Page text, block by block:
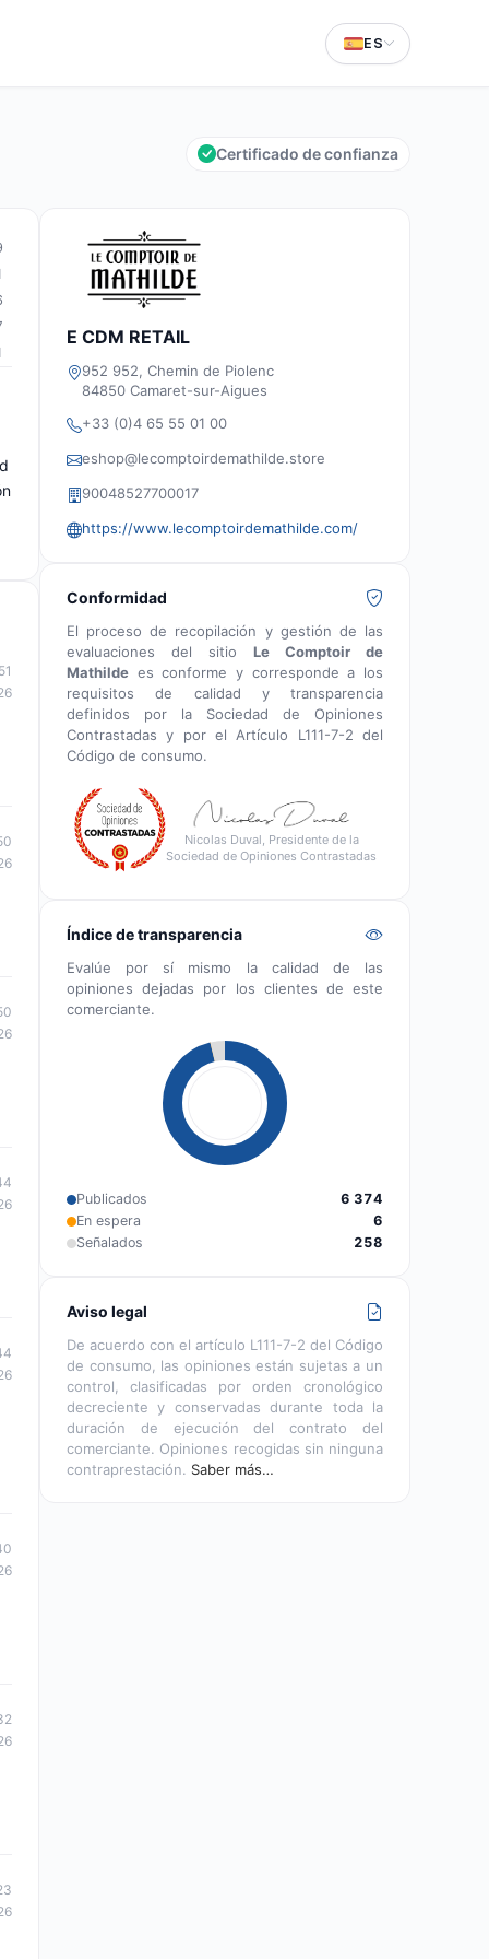
ES
Certificado de confianza
E CDM RETAIL
952 952, Chemin de Piolenc
84850 Camaret-sur-Aigues
+33 (0)4 65 55 01 00
eshop@lecomptoirdemathilde.store
90048527700017
https://www.lecomptoirdemathilde.com/
Conformidad
El proceso de recopilación y gestión de las
evaluaciones del sitio Le Comptoir de
Mathilde es conforme y corresponde a los
requisitos de calidad y transparencia
definidos por la Sociedad de Opiniones
Contrastadas y por el Artículo L111-7-2 del
Código de consumo.
Nicolas Duval, Presidente de la
Sociedad de Opiniones Contrastadas
Índice de transparencia
Evalúe por sí mismo la calidad de las
opiniones dejadas por los clientes de este
comerciante.
Publicados
6 374
En espera
6
Señalados
258
Aviso legal
De acuerdo con el artículo L111-7-2 del Código
de consumo, las opiniones están sujetas a un
control, clasificadas por orden cronológico
decreciente y conservadas durante toda la
duración de ejecución del contrato del
comerciante. Opiniones recogidas sin ninguna
contraprestación. Saber más…